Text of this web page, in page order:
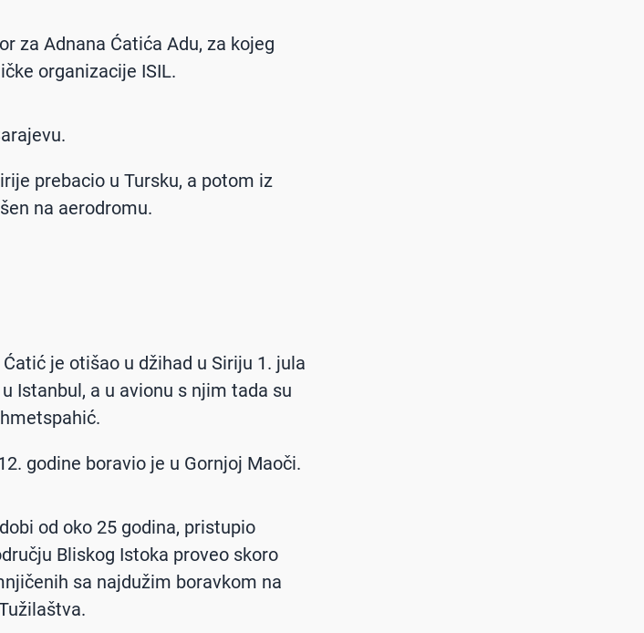
za Adnana Ćatića Adu, za kojeg
organizacije ISIL.
prebacio u Tursku, a potom iz
na aerodromu.
je otišao u džihad u Siriju 1. jula
Istanbul, a u avionu s njim tada su
godine boravio je u Gornjoj Maoči.
od oko 25 godina, pristupio
Bliskog Istoka proveo skoro
sa najdužim boravkom na